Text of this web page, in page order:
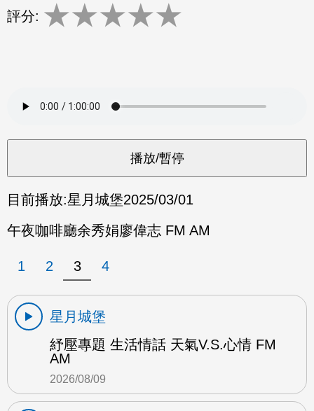
評分: ★★★★★
目前播放:星月城堡2025/03/01
午夜咖啡廳余秀娟廖偉志 FM AM
1 2 3 4
星月城堡
紓壓專題 生活情話 天氣V.S.心情 FM
AM
2026/08/09